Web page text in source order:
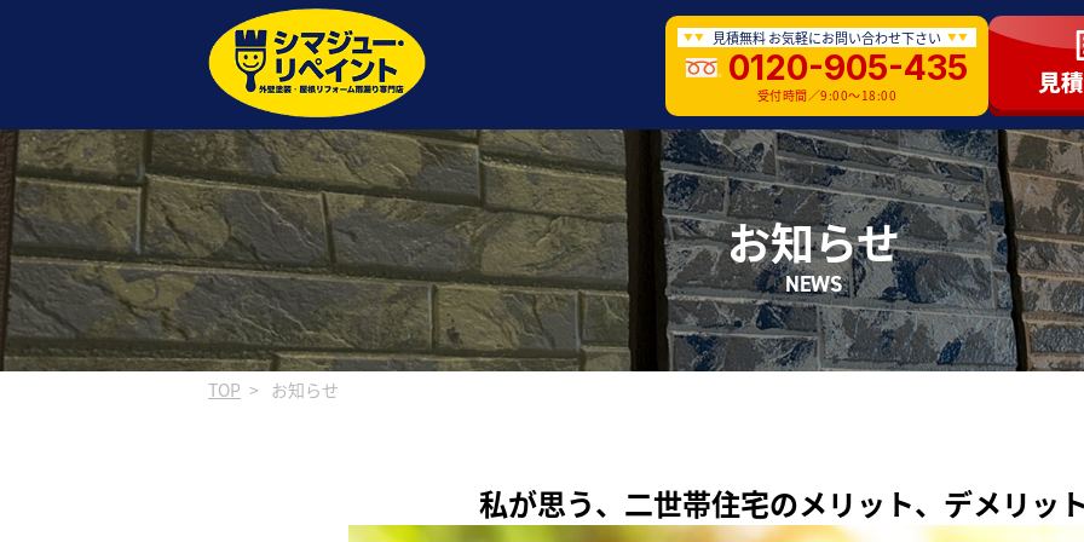
見積無料 お気軽にお問い合わせ下さい
0120-905-435
受付時間／9:00〜18:00
お知らせ
NEWS
TOP お知らせ
私が思う、二世帯住宅のメリット、デメリッ